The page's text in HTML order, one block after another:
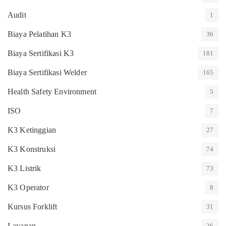
Audit 1
Biaya Pelatihan K3 36
Biaya Sertifikasi K3 181
Biaya Sertifikasi Welder 165
Health Safety Environment 5
ISO 7
K3 Ketinggian 27
K3 Konstruksi 74
K3 Listrik 73
K3 Operator 8
Kursus Forklift 31